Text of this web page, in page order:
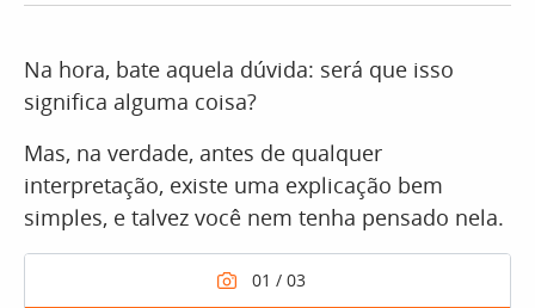
Na hora, bate aquela dúvida: será que isso
significa alguma coisa?
Mas, na verdade, antes de qualquer
interpretação, existe uma explicação bem
simples, e talvez você nem tenha pensado nela.